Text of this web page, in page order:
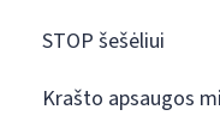
STOP šešėliui
Krašto apsaugos